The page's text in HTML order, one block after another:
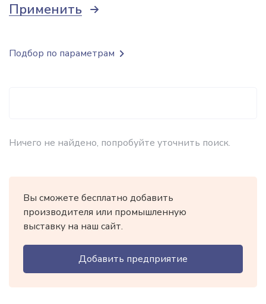
Применить
Ничего не найдено, попробуйте уточнить поиск.
Вы сможете бесплатно добавить
производителя или промышленную
выставку на наш сайт.
Добавить предприятие
Подбор по параметрам